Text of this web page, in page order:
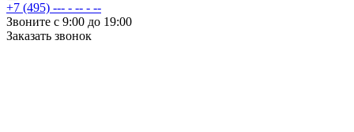
+7 (495) --- - -- - --
Звоните с 9:00 до 19:00
Заказать звонок